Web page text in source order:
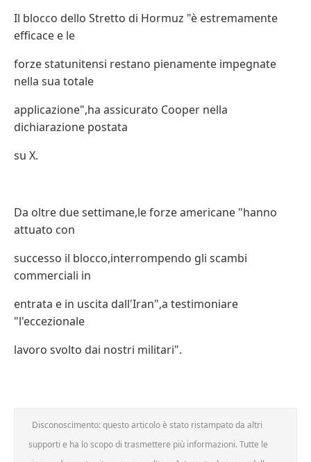
Il blocco dello Stretto di Hormuz "è estremamente
efficace e le
forze statunitensi restano pienamente impegnate
nella sua totale
applicazione",ha assicurato Cooper nella
dichiarazione postata
su X.
Da oltre due settimane,le forze americane "hanno
attuato con
successo il blocco,interrompendo gli scambi
commerciali in
entrata e in uscita dall'Iran",a testimoniare
"l'eccezionale
lavoro svolto dai nostri militari".
Disconoscimento: questo articolo è stato ristampato da altri
supporti e ha lo scopo di trasmettere più informazioni. Tutte le